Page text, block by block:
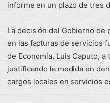
informe en un plazo de tres
La decisión del Gobierno de
en las facturas de servicios
de Economía, Luis Caputo,
justificando la medida en
cargos locales en servicios